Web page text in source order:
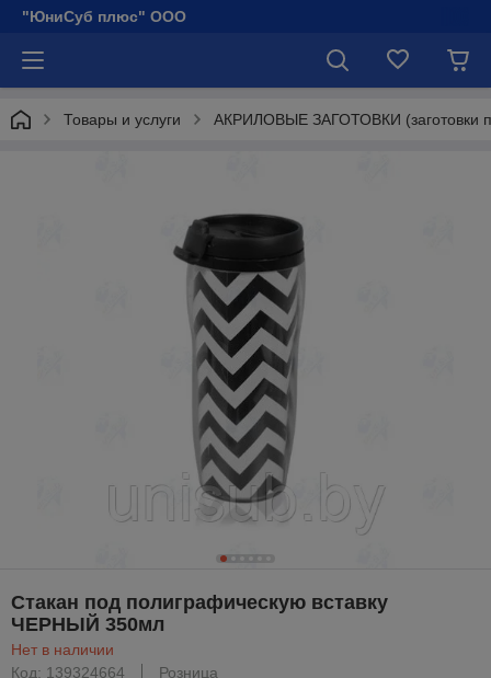
"ЮниСуб плюс" ООО
Товары и услуги АКРИЛОВЫЕ ЗАГОТОВКИ (заготовки
Стакан под полиграфическую вставку
ЧЕРНЫЙ 350мл
Нет в наличии
Код: 139324664
Розница